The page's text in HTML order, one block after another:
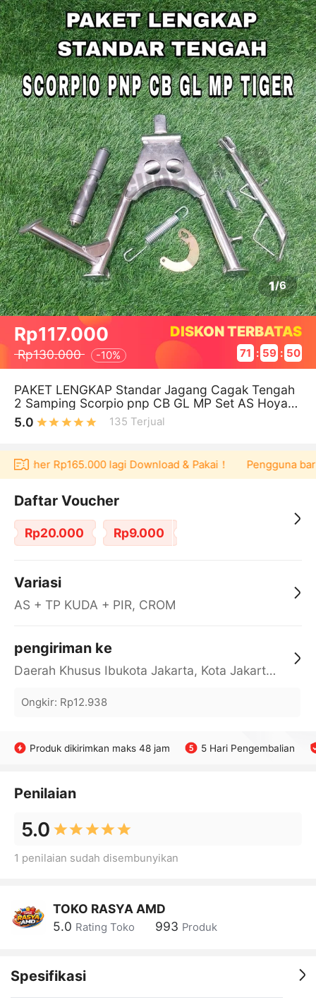
1/6
Rp117.000
Rp130.000 -10%
DISKON TERBATAS
71 : 59 : 50
PAKET LENGKAP Standar Jagang Cagak Tengah
2 Samping Scorpio pnp CB GL MP Set AS Hoyak
Hayik Crhome
5.0 135 Terjual
Rp165.000 lagi Download & Pakai！ Pengguna
Daftar Voucher
Rp20.000 Rp9.000
Variasi
AS + TP KUDA + PIR, CROM
pengiriman ke
Daerah Khusus Ibukota Jakarta, Kota Jakarta Barat, Cengkareng, yy
Ongkir: Rp12.938
Produk dikirimkan maks 48 jam 5 Hari Pengembalian
Penilaian
5.0
1 penilaian sudah disembunyikan
TOKO RASYA AMD
5.0 Rating Toko 993 Produk
Spesifikasi